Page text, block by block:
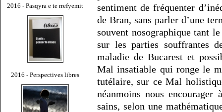
2016 - Pasqyra e te rrefyemit
2016 - Perspectives libres
sentiment de fréquenter
de Bran, sans parler d’une
souvent nosographique tant
sur les parties souffrantes
maladie de Bucarest et
Mal insatiable qui ronge le
tutélaire, sur ce Mal
néanmoins nous
sains, selon une